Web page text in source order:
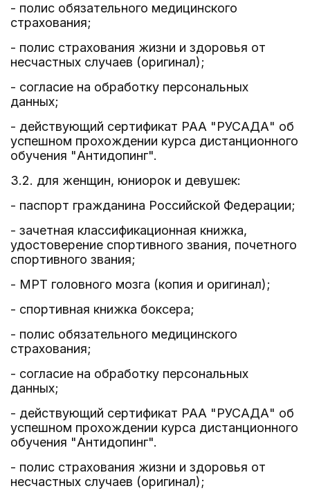
- полис обязательного медицинского
страхования;
- полис страхования жизни и здоровья от
несчастных случаев (оригинал);
- согласие на обработку персональных
данных;
- действующий сертификат РАА "РУСАДА" об
успешном прохождении курса дистанционного
обучения "Антидопинг".
3.2. для женщин, юниорок и девушек:
- паспорт гражданина Российской Федерации;
- зачетная классификационная книжка,
удостоверение спортивного звания, почетного
спортивного звания;
- МРТ головного мозга (копия и оригинал);
- спортивная книжка боксера;
- полис обязательного медицинского
страхования;
- согласие на обработку персональных
данных;
- действующий сертификат РАА "РУСАДА" об
успешном прохождении курса дистанционного
обучения "Антидопинг".
- полис страхования жизни и здоровья от
несчастных случаев (оригинал);